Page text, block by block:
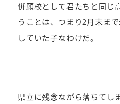
併願校として君たちと同じ
うことは、つまり2月末ま
していた子なわけだ。
県立に残念ながら落ちてし